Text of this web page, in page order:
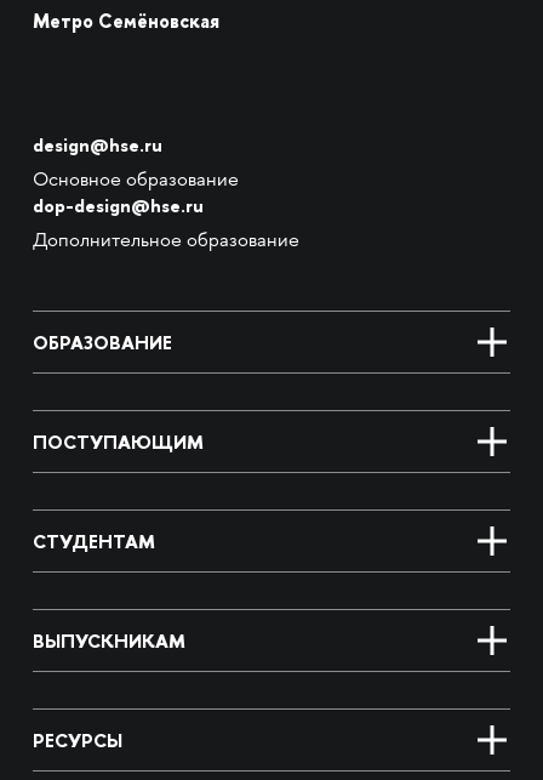
Метро Семёновская
design@hse.ru
Основное образование
dop-design@hse.ru
Дополнительное образование
ОБРАЗОВАНИЕ
ПОСТУПАЮЩИМ
СТУДЕНТАМ
ВЫПУСКНИКАМ
РЕСУРСЫ